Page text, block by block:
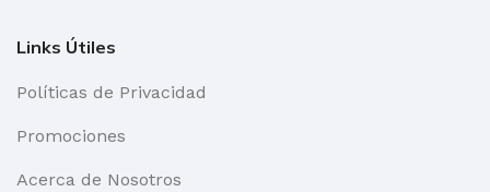
Links Útiles
Políticas de Privacidad
Promociones
Acerca de Nosotros